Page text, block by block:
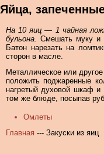
Яйца,
На 10 яиц — 1 чайная
бульона.
Смешать муку и
Батон нарезать на
сторон в масле.
Металлическое или
положить поджаренные
нагретый духовой шкаф и
том же блюде, посыпав
Омлеты
Главная --- Закуски из яиц